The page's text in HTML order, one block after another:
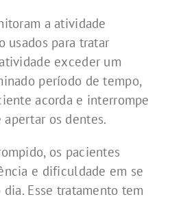
a atividade
usados ​​para tratar
exceder um
período de tempo,
acorda e interrompe
os dentes.
os pacientes
e dificuldade em se
Esse tratamento tem